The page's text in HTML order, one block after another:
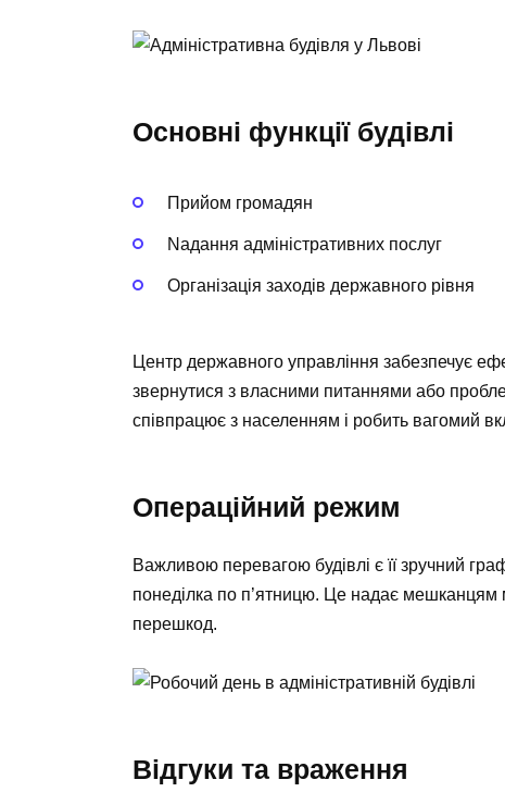
Основні функції будівлі
Прийом громадян
Nадання адміністративних послуг
Організація заходів державного рівня
Центр державного управління забезпечує
звернутися з власними питаннями або
співпрацює з населенням і робить вагомий
Операційний режим
Важливою перевагою будівлі є її зручний
понеділка по п’ятницю. Це надає мешканцям
перешкод.
Відгуки та враження